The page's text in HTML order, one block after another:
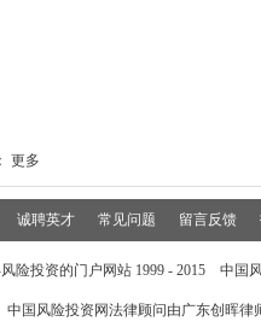
更多
诚聘英才 常见问题 留言反馈
险投资的门户网站 1999 - 2015 中国
中国风险投资网法律顾问由广东创晖律